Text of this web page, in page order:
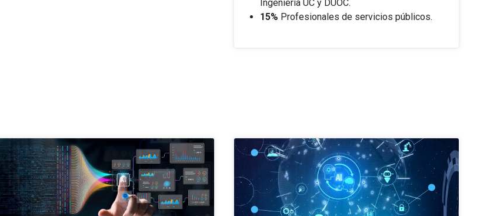
Ingeniería UC y DUOC.
15% Profesionales de servicios públicos.